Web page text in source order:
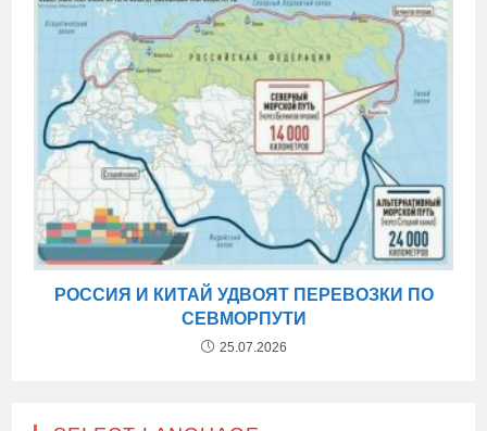
РОССИЯ И КИТАЙ УДВОЯТ ПЕРЕВОЗКИ ПО
СЕВМОРПУТИ
25.07.2026